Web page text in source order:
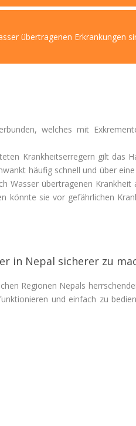
übertragenen Erkrankungen
, welches mit
Krankheitserregern gilt das
häufig schnell und über eine
Wasser übertragenen Krankheit
könnte sie vor gefährlichen
in Nepal sicherer zu
Regionen Nepals
und einfach zu